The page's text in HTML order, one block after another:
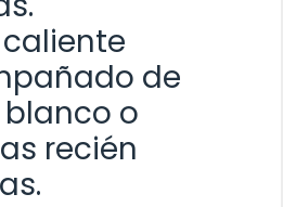
caliente
de
blanco o
recién